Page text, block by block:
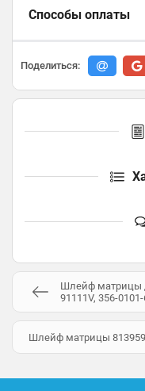
Способы оплаты
Поделиться:
Шлейф матрицы
91111V, 356-
Шлейф матрицы